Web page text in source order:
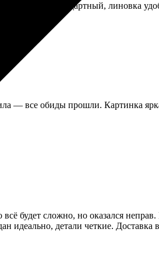
записей стандартный, линовка
— все обиды прошли. Картинка
будет сложно, но оказался
идеально, детали четкие.